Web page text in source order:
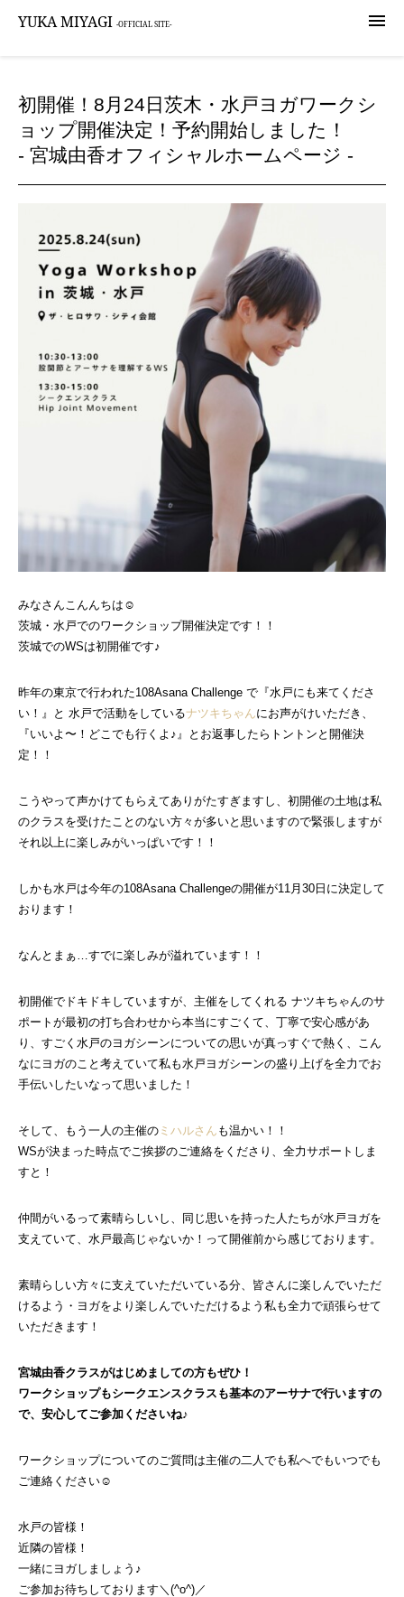

YUKA MIYAGI -OFFICIAL SITE-
初開催！8月24日茨木・水戸ヨガワークシ
ョップ開催決定！予約開始しました！
- 宮城由香オフィシャルホームページ -
みなさんこんんちは☺
茨城・水戸でのワークショップ開催決定です！！
茨城でのWSは初開催です♪
昨年の東京で行われた108Asana Challenge で『水戸にも来てくださ
い！』と 水戸で活動をしているナツキちゃんにお声がけいただき、
『いいよ〜！どこでも行くよ♪』とお返事したらトントンと開催決
定！！
こうやって声かけてもらえてありがたすぎますし、初開催の土地は私
のクラスを受けたことのない方々が多いと思いますので緊張しますが
それ以上に楽しみがいっぱいです！！
しかも水戸は今年の108Asana Challengeの開催が11月30日に決定して
おります！
なんとまぁ…すでに楽しみが溢れています！！
初開催でドキドキしていますが、主催をしてくれる ナツキちゃんのサ
ポートが最初の打ち合わせから本当にすごくて、丁寧で安心感があ
り、すごく水戸のヨガシーンについての思いが真っすぐで熱く、こん
なにヨガのこと考えていて私も水戸ヨガシーンの盛り上げを全力でお
手伝いしたいなって思いました！
そして、もう一人の主催の ミハルさん も温かい！！
WSが決まった時点でご挨拶のご連絡をくださり、全力サポートしま
すと！
仲間がいるって素晴らしいし、同じ思いを持った人たちが水戸ヨガを
支えていて、水戸最高じゃないか！って開催前から感じております。
素晴らしい方々に支えていただいている分、皆さんに楽しんでいただ
けるよう・ヨガをより楽しんでいただけるよう私も全力で頑張らせて
いただきます！
宮城由香クラスがはじめましての方もぜひ！
ワークショップもシークエンスクラスも基本のアーサナで行いますの
で、安心してご参加くださいね♪
ワークショップについてのご質問は主催の二人でも私へでもいつでも
ご連絡ください☺
水戸の皆様！
近隣の皆様！
一緒にヨガしましょう♪
ご参加お待ちしております＼(^o^)／